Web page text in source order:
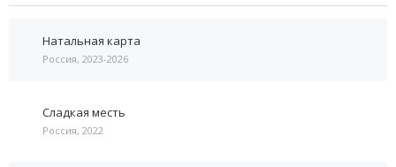
Натальная карта
Россия, 2023-2026
Сладкая месть
Россия, 2022